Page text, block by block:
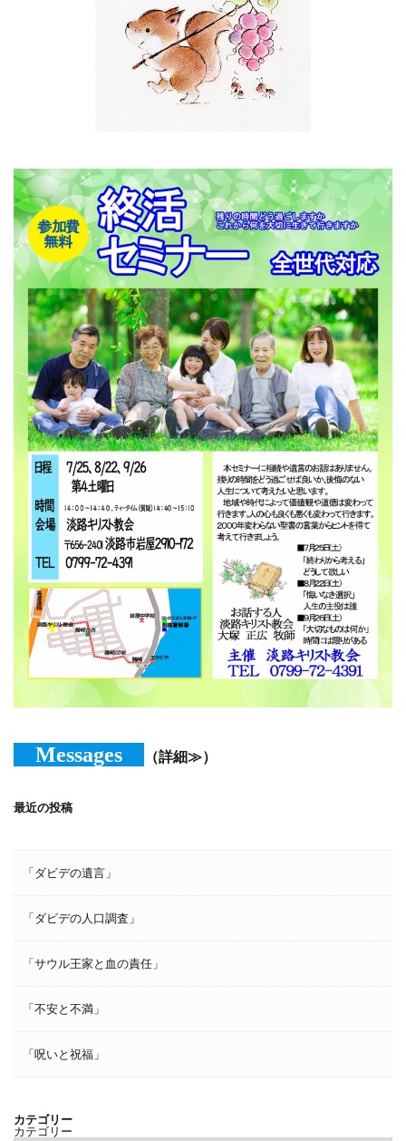
Messages （詳細≫）
最近の投稿
「ダビデの遺言」
「ダビデの人口調査」
「サウル王家と血の責任」
「不安と不満」
「呪いと祝福」
カテゴリー
カテゴリー